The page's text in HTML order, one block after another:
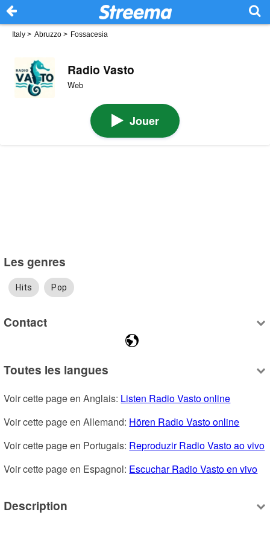
Italy > Abruzzo > Fossacesia
Radio Vasto
Web
Jouer
Les genres
Hits Pop
Contact
Toutes les langues
Voir cette page en Anglais: Listen Radio Vasto online
Voir cette page en Allemand: Hören Radio Vasto online
Voir cette page en Portugais: Reproduzir Radio Vasto ao vivo
Voir cette page en Espagnol: Escuchar Radio Vasto en vivo
Description